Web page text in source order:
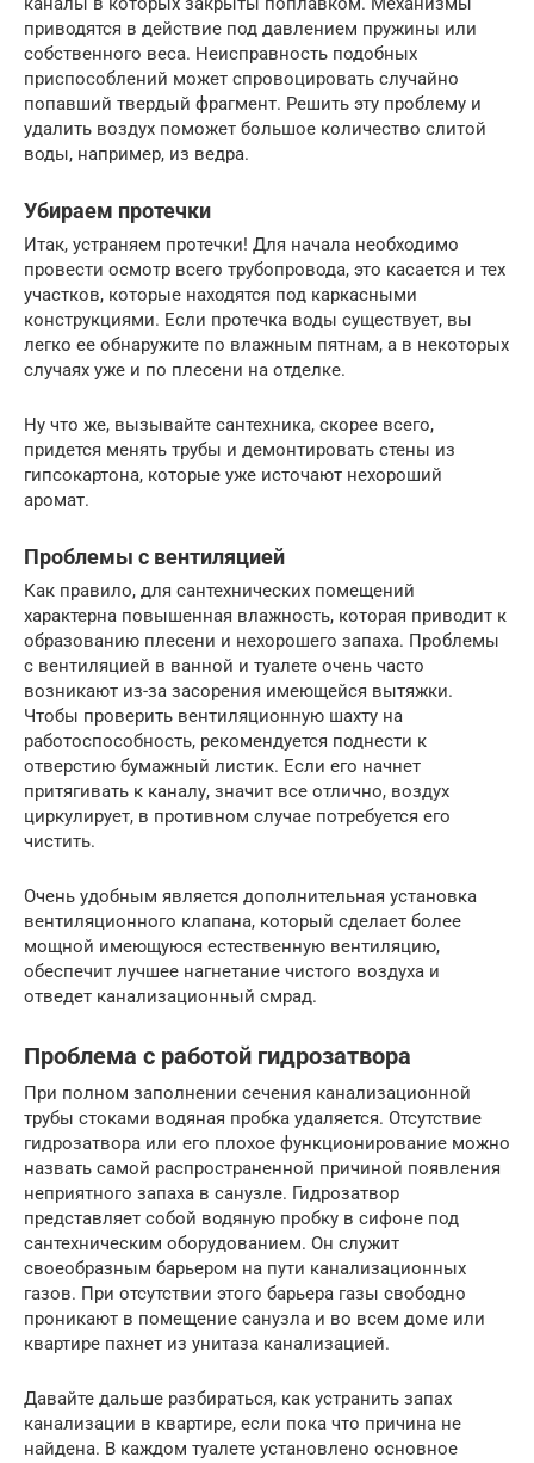
приводятся в действие под давлением пружины или
собственного веса. Неисправность подобных
приспособлений может спровоцировать случайно
попавший твердый фрагмент. Решить эту проблему и
удалить воздух поможет большое количество слитой
воды, например, из ведра.
Убираем протечки
Итак, устраняем протечки! Для начала необходимо
провести осмотр всего трубопровода, это касается и тех
участков, которые находятся под каркасными
конструкциями. Если протечка воды существует, вы
легко ее обнаружите по влажным пятнам, а в некоторых
случаях уже и по плесени на отделке.
Ну что же, вызывайте сантехника, скорее всего,
придется менять трубы и демонтировать стены из
гипсокартона, которые уже источают нехороший
аромат.
Проблемы с вентиляцией
Как правило, для сантехнических помещений
характерна повышенная влажность, которая приводит к
образованию плесени и нехорошего запаха. Проблемы
с вентиляцией в ванной и туалете очень часто
возникают из-за засорения имеющейся вытяжки.
Чтобы проверить вентиляционную шахту на
работоспособность, рекомендуется поднести к
отверстию бумажный листик. Если его начнет
притягивать к каналу, значит все отлично, воздух
циркулирует, в противном случае потребуется его
чистить.
Очень удобным является дополнительная установка
вентиляционного клапана, который сделает более
мощной имеющуюся естественную вентиляцию,
обеспечит лучшее нагнетание чистого воздуха и
отведет канализационный смрад.
Проблема с работой гидрозатвора
При полном заполнении сечения канализационной
трубы стоками водяная пробка удаляется. Отсутствие
гидрозатвора или его плохое функционирование можно
назвать самой распространенной причиной появления
неприятного запаха в санузле. Гидрозатвор
представляет собой водяную пробку в сифоне под
сантехническим оборудованием. Он служит
своеобразным барьером на пути канализационных
газов. При отсутствии этого барьера газы свободно
проникают в помещение санузла и во всем доме или
квартире пахнет из унитаза канализацией.
Давайте дальше разбираться, как устранить запах
канализации в квартире, если пока что причина не
найдена. В каждом туалете установлено основное